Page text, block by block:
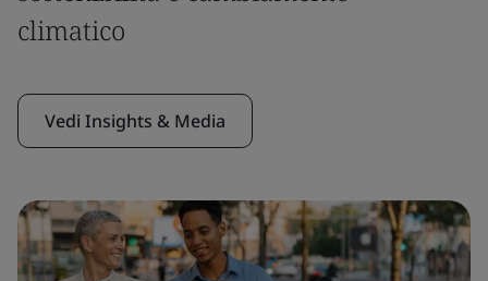
climatico
Vedi Insights & Media